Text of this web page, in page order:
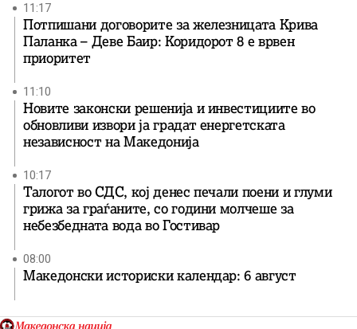
11:17
Потпишани договорите за железницата Крива
Паланка – Деве Баир: Коридорот 8 е врвен
приоритет
11:10
Новите законски решенија и инвестициите во
обновливи извори ја градат енергетската
независност на Македонија
10:17
Талогот во СДС, кој денес печали поени и глуми
грижа за граѓаните, со години молчеше за
небезбедната вода во Гостивар
08:00
Македонски историски календар: 6 август